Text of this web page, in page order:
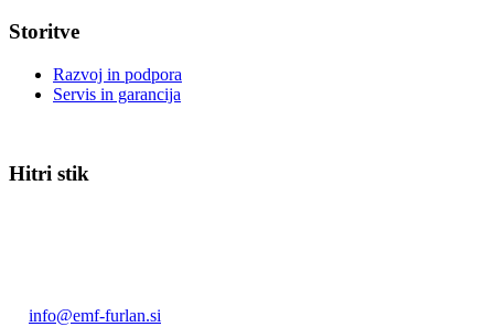
Storitve
Razvoj in podpora
Servis in garancija
Hitri stik
info@emf-furlan.si